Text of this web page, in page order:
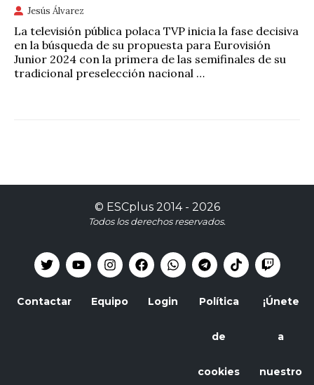
Jesús Álvarez
La televisión pública polaca TVP inicia la fase decisiva
en la búsqueda de su propuesta para Eurovisión
Junior 2024 con la primera de las semifinales de su
tradicional preselección nacional …
© ESCplus2014 - 2026
Todos los derechos reservados.
Contactar Equipo Login Política
de
cookies
¡Únete
a
nuestro